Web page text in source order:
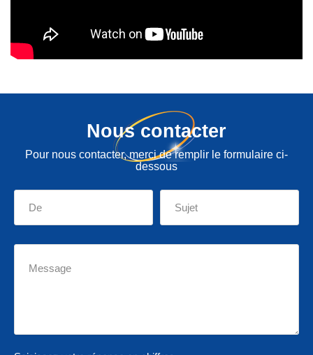
Nous contacter
Pour nous contacter, merci de remplir le formulaire ci-
dessous